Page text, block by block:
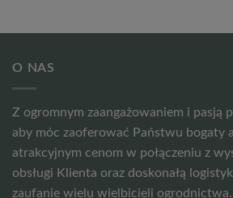
O NAS
Z ogromnym zaangażowaniem i pasją
aby móc zaoferować Państwu bogaty
atrakcyjnym cenom w połączeniu z
obsługi Klienta oraz doskonałą
zaufanie wielu wielbicieli ogrodnictwa.